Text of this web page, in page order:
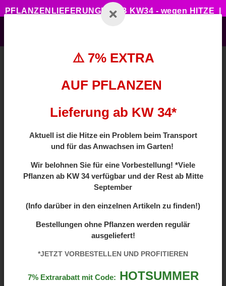
PFLANZENLIEFERUNGEN AB KW34 - wegen HITZE |
⚠️ 7% EXTRA
AUF PFLANZEN
Lieferung ab KW 34*
Aktuell ist die Hitze ein Problem beim Transport
und für das Anwachsen im Garten!
Wir belohnen Sie für eine Vorbestellung! *Viele
Pflanzen ab KW 34 verfügbar und der Rest ab Mitte
September
(Info darüber in den einzelnen Artikeln zu finden!)
Bestellungen ohne Pflanzen werden regulär
ausgeliefert!
*JETZT VORBESTELLEN UND PROFITIEREN
7% Extrarabatt mit Code: HOTSUMMER